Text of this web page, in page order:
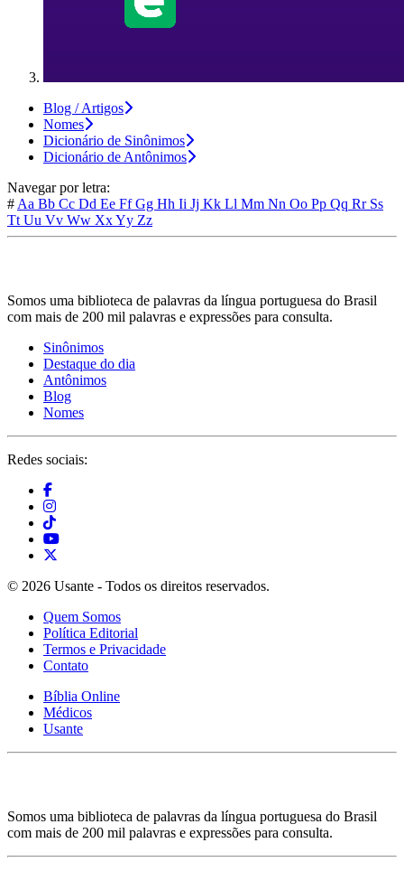
Blog / Artigos
Nomes
Dicionário de Sinônimos
Dicionário de Antônimos
Navegar por letra:
# Aa Bb Cc Dd Ee FfGg Hh Ii Jj Kk Ll Mm Nn Oo Pp Qq Rr Ss
Tt Uu Vv Ww XxYy Zz
Somos uma biblioteca de palavras da língua portuguesa do Brasil
com mais de 200 mil palavras e expressões para consulta.
Sinônimos
Destaque do dia
Antônimos
Blog
Nomes
Redes sociais:
© 2026 Usante - Todos os direitos reservados.
Quem Somos
Política Editorial
Termos e Privacidade
Contato
Bíblia Online
Médicos
Usante
Somos uma biblioteca de palavras da língua portuguesa do Brasil
com mais de 200 mil palavras e expressões para consulta.